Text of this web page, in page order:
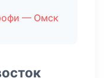
— Омск